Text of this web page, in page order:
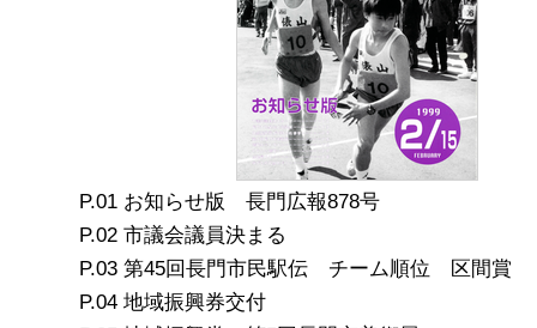
お知らせ版 長門広報878号
市議会議員決まる
第45回長門市民駅伝 チーム順位 区間賞
地域振興券交付